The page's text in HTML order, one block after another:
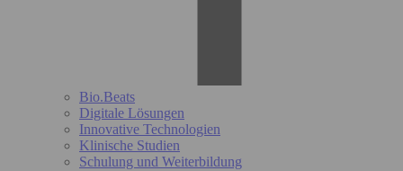
Bio.Beats
Digitale Lösungen
Innovative Technologien
Klinische Studien
Schulung und Weiterbildung